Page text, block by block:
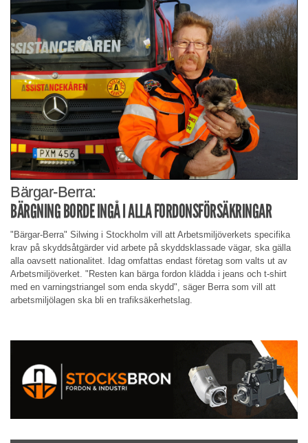
Bärgar-Berra:
BÄRGNING BORDE INGÅ I ALLA FORDONSFÖRSÄKRINGAR
"Bärgar-Berra" Silwing i Stockholm vill att Arbetsmiljöverkets specifika
krav på skyddsåtgärder vid arbete på skyddsklassade vägar, ska gälla
alla oavsett nationalitet. Idag omfattas endast företag som valts ut av
Arbetsmiljöverket. "Resten kan bärga fordon klädda i jeans och t-shirt
med en varningstriangel som enda skydd", säger Berra som vill att
arbetsmiljölagen ska bli en trafiksäkerhetslag.